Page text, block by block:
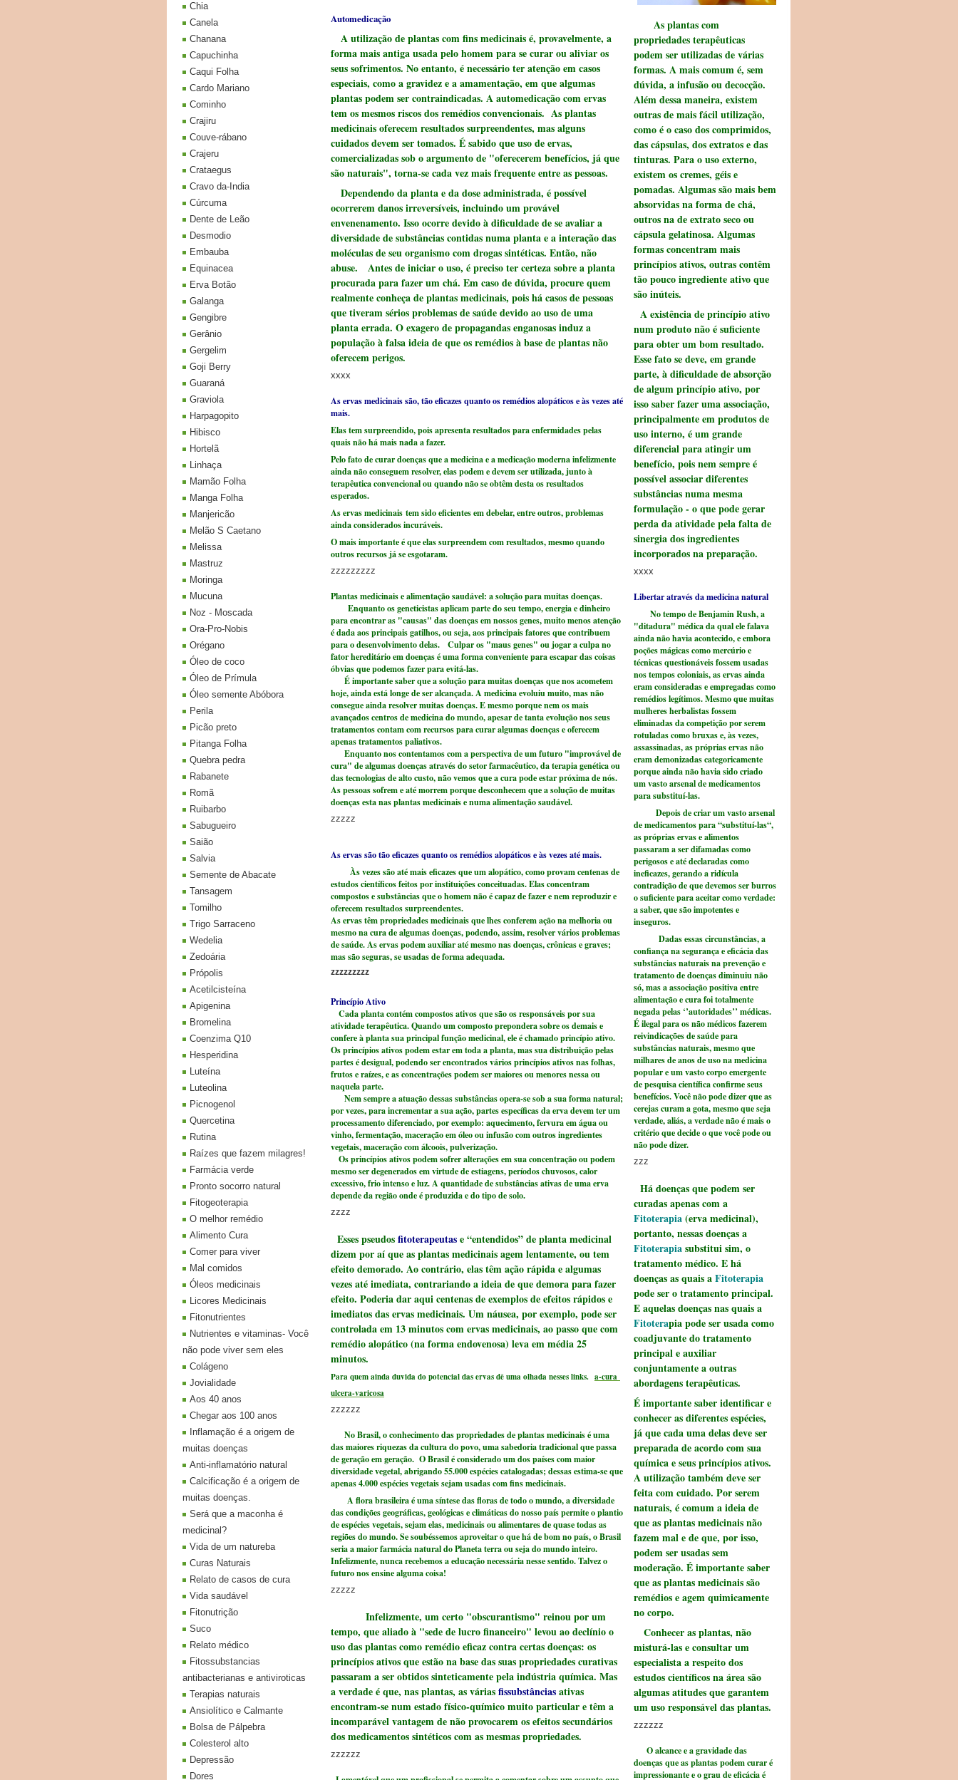
Automedicação
A utilização de plantas com fins medicinais é, provavelmente, a
forma mais antiga usada pelo homem para se curar ou aliviar os
seus sofrimentos. No entanto, é necessário ter atenção em casos
especiais, como a gravidez e a amamentação, em que algumas
plantas podem ser contraindicadas. A automedicação com ervas
tem os mesmos riscos dos remédios convencionais. As plantas
medicinais oferecem resultados surpreendentes, mas alguns
cuidados devem ser tomados. É sabido que uso de ervas,
comercializadas sob o argumento de "oferecerem benefícios, já que
são naturais", torna-se cada vez mais frequente entre as pessoas.
Dependendo da planta e da dose administrada, é possível
ocorrerem danos irreversíveis, incluindo um provável
envenenamento. Isso ocorre devido à dificuldade de se avaliar a
diversidade de substâncias contidas numa planta e a interação das
moléculas de seu organismo com drogas sintéticas. Então, não
abuse. Antes de iniciar o uso, é preciso ter certeza sobre a planta
procurada para fazer um chá. Em caso de dúvida, procure quem
realmente conheça de plantas medicinais, pois há casos de pessoas
que tiveram sérios problemas de saúde devido ao uso de uma
planta errada. O exagero de propagandas enganosas induz a
população à falsa ideia de que os remédios à base de plantas não
oferecem perigos.
xxxx
As ervas medicinais são, tão eficazes quanto os remédios alopáticos e às vezes até
mais.
Elas tem surpreendido, pois apresenta resultados para enfermidades pelas
quais não há mais nada a fazer.
Pelo fato de curar doenças que a medicina e a medicação moderna infelizmente
ainda não conseguem resolver, elas podem e devem ser utilizada, junto à
terapêutica convencional ou quando não se obtêm desta os resultados
esperados.
As ervas medicinais tem sido eficientes em debelar, entre outros, problemas
ainda considerados incuráveis.
O mais importante é que elas surpreendem com resultados, mesmo quando
outros recursos já se esgotaram.
zzzzzzzzz
Plantas medicinais e alimentação saudável: a solução para muitas doenças.
Enquanto os geneticistas aplicam parte do seu tempo, energia e dinheiro
para encontrar as "causas" das doenças em nossos genes, muito menos atenção
é dada aos principais gatilhos, ou seja, aos principais fatores que contribuem
para o desenvolvimento delas. Culpar os "maus genes" ou jogar a culpa no
fator hereditário em doenças é uma forma conveniente para escapar das coisas
óbvias que podemos fazer para evitá-las.
É importante saber que a solução para muitas doenças que nos acometem
hoje, ainda está longe de ser alcançada. A medicina evoluiu muito, mas não
consegue ainda resolver muitas doenças. E mesmo porque nem os mais
avançados centros de medicina do mundo, apesar de tanta evolução nos seus
tratamentos contam com recursos para curar algumas doenças e oferecem
apenas tratamentos paliativos.
Enquanto nos contentamos com a perspectiva de um futuro "improvável de
cura" de algumas doenças através do setor farmacêutico, da terapia genética ou
das tecnologias de alto custo, não vemos que a cura pode estar próxima de nós.
As pessoas sofrem e até morrem porque desconhecem que a solução de muitas
doenças esta nas plantas medicinais e numa alimentação saudável.
zzzzz
As ervas são tão eficazes quanto os remédios alopáticos e às vezes até mais.
Às vezes são até mais eficazes que um alopático, como provam centenas de
estudos científicos feitos por instituições conceituadas. Elas concentram
compostos e substâncias que o homem não é capaz de fazer e nem reproduzir e
oferecem resultados surpreendentes.
As ervas têm propriedades medicinais que lhes conferem ação na melhoria ou
mesmo na cura de algumas doenças, podendo, assim, resolver vários problemas
de saúde. As ervas podem auxiliar até mesmo nas doenças, crônicas e graves;
mas são seguras, se usadas de forma adequada.
zzzzzzzzz
Princípio Ativo
Cada planta contém compostos ativos que são os responsáveis por sua
atividade terapêutica. Quando um composto prepondera sobre os demais e
confere à planta sua principal função medicinal, ele é chamado princípio ativo.
Os princípios ativos podem estar em toda a planta, mas sua distribuição pelas
partes é desigual, podendo ser encontrados vários princípios ativos nas folhas,
frutos e raízes, e as concentrações podem ser maiores ou menores nessa ou
naquela parte.
Nem sempre a atuação dessas substâncias opera-se sob a sua forma natural;
por vezes, para incrementar a sua ação, partes específicas da erva devem ter um
processamento diferenciado, por exemplo: aquecimento, fervura em água ou
vinho, fermentação, maceração em óleo ou infusão com outros ingredientes
vegetais, maceração com álcoois, pulverização.
Os princípios ativos podem sofrer alterações em sua concentração ou podem
mesmo ser degenerados em virtude de estiagens, períodos chuvosos, calor
excessivo, frio intenso e luz. A quantidade de substâncias ativas de uma erva
depende da região onde é produzida e do tipo de solo.
zzzz
Esses pseudosfitoterapeutase “entendidos” de planta medicinal
dizem por aí que as plantas medicinais agem lentamente, ou tem
efeito demorado. Ao contrário, elas têm ação rápida e algumas
vezes até imediata, contrariando a ideia de que demora para fazer
efeito. Poderia dar aqui centenas de exemplos de efeitos rápidos e
imediatos das ervas medicinais. Um náusea, por exemplo, pode ser
controlada em 13 minutos com ervas medicinais, ao passo que com
remédio alopático (na forma endovenosa) leva em média 25
minutos.
Para quem ainda duvida do potencial das ervas dê uma olhada nesses links. a-cura
ulcera-varicosa
zzzzzz
No Brasil, o conhecimento das propriedades de plantas medicinais é uma
das maiores riquezas da cultura do povo, uma sabedoria tradicional que passa
de geração em geração. O Brasil é considerado um dos países com maior
diversidade vegetal, abrigando 55.000 espécies catalogadas; dessas estima-se que
apenas 4.000 espécies vegetais sejam usadas com fins medicinais.
A flora brasileira é uma síntese das floras de todo o mundo, a diversidade
das condições geográficas, geológicas e climáticas do nosso país permite o plantio
de espécies vegetais, sejam elas, medicinais ou alimentares de quase todas as
regiões do mundo. Se soubéssemos aproveitar o que há de bom no país, o Brasil
seria a maior farmácia natural do Planeta terra ou seja do mundo inteiro.
Infelizmente, nunca recebemos a educação necessária nesse sentido. Talvez o
futuro nos ensine alguma coisa!
zzzzz
Infelizmente, um certo "obscurantismo" reinou por um
tempo, que aliado à "sede de lucro financeiro" levou ao declínio o
uso das plantas como remédio eficaz contra certas doenças: os
princípios ativos que estão na base das suas propriedades curativas
passaram a ser obtidos sinteticamente pela indústria química. Mas
a verdade é que, nas plantas, as váriasfissubstânciasativas
encontram-se num estado físico-químico muito particular e têm a
incomparável vantagem de não provocarem os efeitos secundários
dos medicamentos sintéticos com as mesmas propriedades.
zzzzzz
As plantas com
propriedades terapêuticas
podem ser utilizadas de várias
formas. A mais comum é, sem
dúvida, a infusão ou decocção.
Além dessa maneira, existem
outras de mais fácil utilização,
como é o caso dos comprimidos,
das cápsulas, dos extratos e das
tinturas. Para o uso externo,
existem os cremes, géis e
pomadas. Algumas são mais bem
absorvidas na forma de chá,
outros na de extrato seco ou
cápsula gelatinosa. Algumas
formas concentram mais
princípios ativos, outras contêm
tão pouco ingrediente ativo que
são inúteis.
A existência de princípio ativo
num produto não é suficiente
para obter um bom resultado.
Esse fato se deve, em grande
parte, à dificuldade de absorção
de algum princípio ativo, por
isso saber fazer uma associação,
principalmente em produtos de
uso interno, é um grande
diferencial para atingir um
benefício, pois nem sempre é
possível associar diferentes
substâncias numa mesma
formulação - o que pode gerar
perda da atividade pela falta de
sinergia dos ingredientes
incorporados na preparação.
xxxx
Libertar através da medicina natural
No tempo de Benjamin Rush, a
"ditadura" médica da qual ele falava
ainda não havia acontecido, e embora
poções mágicas como mercúrio e
técnicas questionáveis fossem usadas
nos tempos coloniais, as ervas ainda
eram consideradas e empregadas como
remédios legítimos. Mesmo que muitas
mulheres herbalistas fossem
eliminadas da competição por serem
rotuladas como bruxas e, às vezes,
assassinadas, as próprias ervas não
eram demonizadas categoricamente
porque ainda não havia sido criado
um vasto arsenal de medicamentos
para substituí-las.
Depois de criar um vasto arsenal
de medicamentos para “substituí-las“,
as próprias ervas e alimentos
passaram a ser difamadas como
perigosos e até declaradas como
ineficazes, gerando a ridícula
contradição de que devemos ser burros
o suficiente para aceitar como verdade:
a saber, que são impotentes e
inseguros.
Dadas essas circunstâncias, a
confiança na segurança e eficácia das
substâncias naturais na prevenção e
tratamento de doenças diminuiu não
só, mas a associação positiva entre
alimentação e cura foi totalmente
negada pelas ‘’autoridades’’ médicas.
É ilegal para os não médicos fazerem
reivindicações de saúde para
substâncias naturais, mesmo que
milhares de anos de uso na medicina
popular e um vasto corpo emergente
de pesquisa científica confirme seus
benefícios. Você não pode dizer que as
cerejas curam a gota, mesmo que seja
verdade, aliás, a verdade não é mais o
critério que decide o que você pode ou
não pode dizer.
zzz
Há doenças que podem ser
curadas apenas com a
Fitoterapia(erva medicinal),
portanto, nessas doenças a
Fitoterapiasubstitui sim, o
tratamento médico. E há
doenças as quais aFitoterapia
pode ser o tratamento principal.
E aquelas doenças nas quais a
Fitoterapia pode ser usada como
coadjuvante do tratamento
principal e auxiliar
conjuntamente a outras
abordagens terapêuticas.
É importante saber identificar e
conhecer as diferentes espécies,
já que cada uma delas deve ser
preparada de acordo com sua
química e seus princípios ativos.
A utilização também deve ser
feita com cuidado. Por serem
naturais, é comum a ideia de
que as plantas medicinais não
fazem mal e de que, por isso,
podem ser usadas sem
moderação. É importante saber
que as plantas medicinais são
remédios e agem quimicamente
no corpo.
Conhecer as plantas, não
misturá-las e consultar um
especialista a respeito dos
estudos científicos na área são
algumas atitudes que garantem
um uso responsável das plantas.
zzzzzz
O alcance e a gravidade das
doenças que as plantas podem curar é
impressionante e o grau de eficácia é
Chia
Canela
Chanana
Capuchinha
Caqui Folha
Cardo Mariano
Cominho
Crajiru
Couve-rábano
Crajeru
Crataegus
Cravo da-India
Cúrcuma
Dente de Leão
Desmodio
Embauba
Equinacea
Erva Botão
Galanga
Gengibre
Gerânio
Gergelim
Goji Berry
Guaraná
Graviola
Harpagopito
Hibisco
Hortelã
Linhaça
Mamão Folha
Manga Folha
Manjericão
Melão S Caetano
Melissa
Mastruz
Moringa
Mucuna
Noz - Moscada
Ora-Pro-Nobis
Orégano
Óleo de coco
Óleo de Prímula
Óleo semente Abóbora
Perila
Picão preto
Pitanga Folha
Quebra pedra
Rabanete
Romã
Ruibarbo
Sabugueiro
Saião
Salvia
Semente de Abacate
Tansagem
Tomilho
Trigo Sarraceno
Wedelia
Zedoária
Própolis
Acetilcisteína
Apigenina
Bromelina
Coenzima Q10
Hesperidina
Luteína
Luteolina
Picnogenol
Quercetina
Rutina
Raízes que fazem milagres!
Farmácia verde
Pronto socorro natural
Fitogeoterapia
O melhor remédio
Alimento Cura
Comer para viver
Mal comidos
Óleos medicinais
Licores Medicinais
Fitonutrientes
Nutrientes e vitaminas- Você
não pode viver sem eles
Colágeno
Jovialidade
Aos 40 anos
Chegar aos 100 anos
Inflamação é a origem de
muitas doenças
Anti-inflamatório natural
Calcificação é a origem de
muitas doenças.
Será que a maconha é
medicinal?
Vida de um natureba
Curas Naturais
Relato de casos de cura
Vida saudável
Fitonutrição
Suco
Relato médico
Fitossubstancias
antibacterianas e antiviroticas
Terapias naturais
Ansiolítico e Calmante
Bolsa de Pálpebra
Colesterol alto
Depressão
Dores